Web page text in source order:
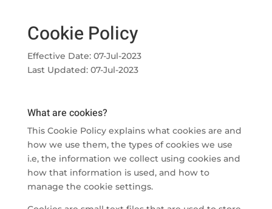
Cookie Policy
Effective Date: 07-Jul-2023
Last Updated: 07-Jul-2023
What are cookies?
This Cookie Policy explains what cookies are and
how we use them, the types of cookies we use
i.e, the information we collect using cookies and
how that information is used, and how to
manage the cookie settings.